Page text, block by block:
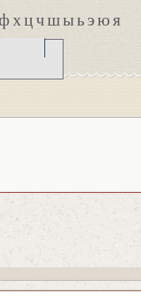
хцчшыьэюя